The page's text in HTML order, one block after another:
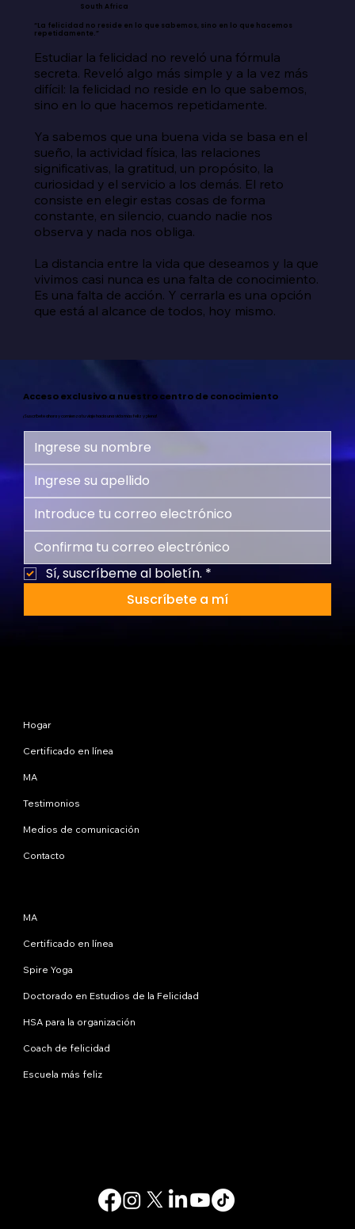
South Africa
“La felicidad no reside en lo que sabemos, sino en lo que hacemos
repetidamente.”
Estudiar la felicidad no reveló una fórmula
secreta. Reveló algo más simple y a la vez más
difícil: la felicidad no reside en lo que sabemos,
sino en lo que hacemos repetidamente.
Ya sabemos que una buena vida se basa en el
sueño, la actividad física, las relaciones
significativas, la gratitud, un propósito, la
curiosidad y el servicio a los demás. El reto
consiste en elegir estas cosas de forma
constante, en silencio, cuando nadie nos
observa y nada nos obliga.
La distancia entre la vida que deseamos y la que
vivimos casi nunca es una falta de conocimiento.
Es una falta de acción. Y cerrarla es una opción
que está al alcance de todos, hoy mismo.
Acceso exclusivo a nuestro centro de conocimiento
¡Suscríbete ahora y comienza tu viaje hacia una vida más feliz y plena!
Sí, suscríbeme al boletín. *
Suscríbete a mí
Hogar
Certificado en línea
MA
Testimonios
Medios de comunicación
Contacto
MA
Certificado en línea
Spire Yoga
Doctorado en Estudios de la Felicidad
HSA para la organización
Coach de felicidad
Escuela más feliz